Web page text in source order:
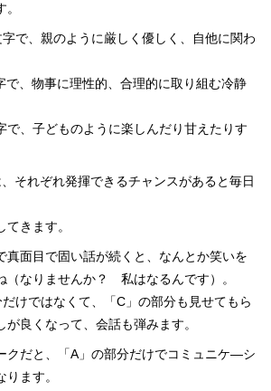
字で、親のように厳しく優しく、自他に関わ
で、物事に理性的、合理的に取り組む冷静
で、子どものように楽しんだり甘えたりす
それぞれ発揮できるチャンスがあると毎日
きます。
真面目で固い話が続くと、なんとか笑いを
（なりませんか？ 私はなるんです）。
けではなくて、「C」の部分も見せてもら
が良くなって、会話も弾みます。
クだと、「A」の部分だけでコミュニケ―シ
ます。